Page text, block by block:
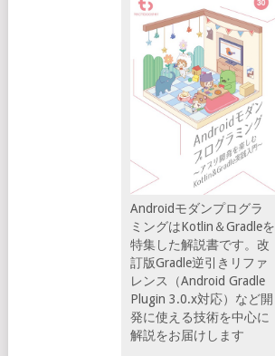
Androidモダンプログラ
ミングはKotlin＆Gradleを
特集した解説書です。改
訂版Gradle逆引きリファ
レンス（Android Gradle
Plugin 3.0.x対応）など開
発に使える技術を中心に
解説をお届けします